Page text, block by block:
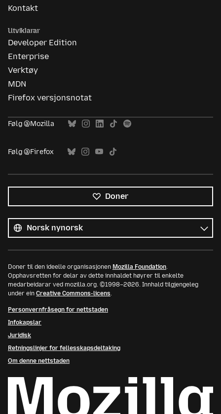
Kontakt
Utviklarar
Developer Edition
Enterprise
Verktøy
MDN
Firefox versjonsnotat
Følg @Mozilla
Følg @Firefox
Doner
språk
Språk
Doner til den ideelle organisasjonen Mozilla Foundation.
Opphavsretten for delar av dette innhaldet høyrer til enkelte
medarbeidarar ved mozilla.org. ©1998–2026. Innhald tilgjengeleg
under ein Creative Commons-licens.
Personvernfråsegn for nettstaden
Infokapslar
Juridisk
Retningslinjer for fellesskapsdeltaking
Om denne nettstaden